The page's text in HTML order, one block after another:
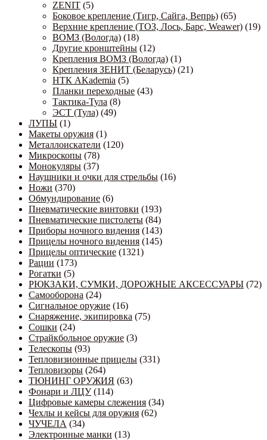
ZENIT (5)
Боковое крепление (Тигр, Сайга, Вепрь) (65)
Верхние крепление (ТОЗ, Лось, Барс, Weawer) (19)
ВОМЗ (Вологда) (18)
Другие кронштейны (12)
Крепления ВОМЗ (Вологда) (1)
Крепления ЗЕНИТ (Беларусь) (21)
НТК AKademia (5)
Планки переходные (43)
Тактика-Тула (8)
ЭСТ (Тула) (49)
ЛУПЫ (1)
Макеты оружия (1)
Металлоискатели (120)
Микроскопы (78)
Монокуляры (37)
Наушники и очки для стрельбы (16)
Ножи (370)
Обмундирование (6)
Пневматические винтовки (193)
Пневматические пистолеты (84)
Приборы ночного видения (143)
Прицелы ночного видения (145)
Прицелы оптические (1321)
Рации (173)
Рогатки (5)
РЮКЗАКИ, СУМКИ, ДОРОЖНЫЕ АКСЕССУАРЫ (72)
Самооборона (24)
Сигнальное оружие (16)
Снаряжение, экипировка (75)
Сошки (24)
Страйкбольное оружие (3)
Телескопы (93)
Тепловизионные прицелы (331)
Тепловизоры (264)
ТЮНИНГ ОРУЖИЯ (63)
Фонари и ЛЦУ (114)
Цифровые камеры слежения (34)
Чехлы и кейсы для оружия (62)
ЧУЧЕЛА (34)
Электронные манки (13)